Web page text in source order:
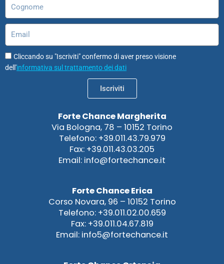
Cliccando su "Iscriviti" confermo di aver preso visione
dell'informativa sul trattamento dei dati
Iscriviti
Forte Chance Margherita
Via Bologna, 78 – 10152 Torino
Telefono: +39.011.43.79.979
Fax: +39.011.43.03.205
Email: info@fortechance.it
Forte Chance Erica
Corso Novara, 96 – 10152 Torino
Telefono: +39.011.02.00.659
Fax: +39.011.04.67.819
Email: info5@fortechance.it